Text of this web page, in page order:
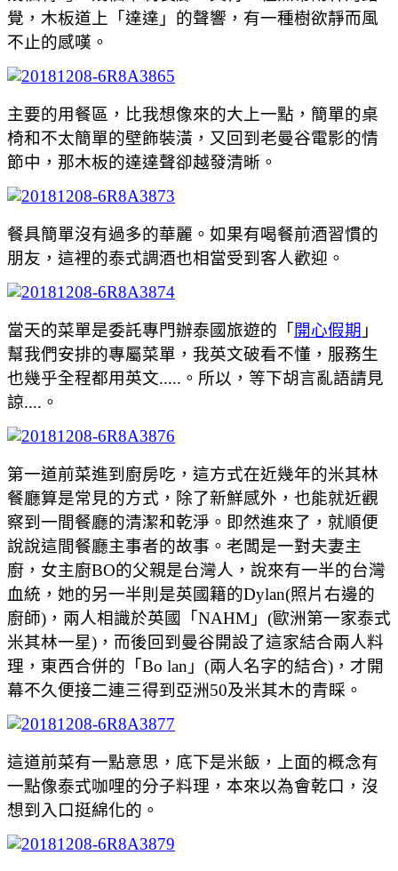
覺，木板道上「達達」的聲響，有一種樹欲靜而風
不止的感嘆。
主要的用餐區，比我想像來的大上一點，簡單的桌
椅和不太簡單的壁飾裝潢，又回到老曼谷電影的情
節中，那木板的達達聲卻越發清晰。
餐具簡單沒有過多的華麗。如果有喝餐前酒習慣的
朋友，這裡的泰式調酒也相當受到客人歡迎。
當天的菜單是委託專門辦泰國旅遊的「 開心假期 」
幫我們安排的專屬菜單，我英文破看不懂，服務生
也幾乎全程都用英文.....。所以，等下胡言亂語請見
諒....。
第一道前菜進到廚房吃，這方式在近幾年的米其林
餐廳算是常見的方式，除了新鮮感外，也能就近觀
察到一間餐廳的清潔和乾淨。即然進來了，就順便
說說這間餐廳主事者的故事。老闆是一對夫妻主
廚，女主廚BO的父親是台灣人，說來有一半的台灣
血統，她的另一半則是英國籍的Dylan(照片右邊的
廚師)，兩人相識於英國「NAHM」(歐洲第一家泰式
米其林一星)，而後回到曼谷開設了這家結合兩人料
理，東西合併的「Bo lan」(兩人名字的結合)，才開
幕不久便接二連三得到亞洲50及米其木的青睬。
這道前菜有一點意思，底下是米飯，上面的概念有
一點像泰式咖哩的分子料理，本來以為會乾口，沒
想到入口挺綿化的。